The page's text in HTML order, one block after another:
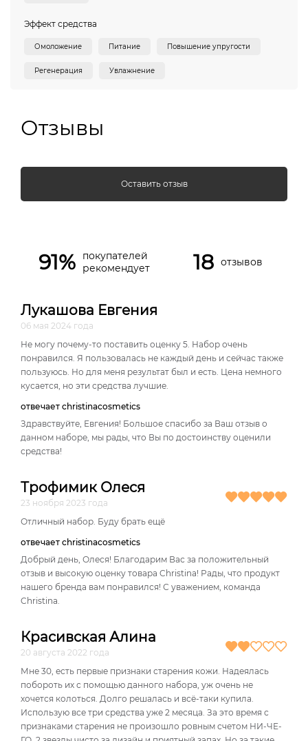
Эффект средства
Омоложение Питание Повышение упругости
Регенерация Увлажнение
Отзывы
Оставить отзыв
91%
покупателей
рекомендует
18 отзывов
Лукашова Евгения
06 мая 2024 года
Не могу почему-то поставить оценку 5. Набор очень
понравился. Я пользовалась не каждый день и сейчас также
пользуюсь. Но для меня результат был и есть. Цена немного
кусается, но эти средства лучшие.
отвечает christinacosmetics
Здравствуйте, Евгения! Большое спасибо за Ваш отзыв о
данном наборе, мы рады, что Вы по достоинству оценили
средства!
Трофимик Олеся
23 ноября 2023 года
Отличный набор. Буду брать ещё
отвечает christinacosmetics
Добрый день, Олеся! Благодарим Вас за положительный
отзыв и высокую оценку товара Christina! Рады, что продукт
нашего бренда вам понравился! С уважением, команда
Christina.
Красивская Алина
20 августа 2022 года
Мне 30, есть первые признаки старения кожи. Надеялась
побороть их с помощью данного набора, уж очень не
хочется колоться. Долго решалась и всё-таки купила.
Использую все три средства уже 2 месяца. За это время с
признаками старения не произошло ровным счетом НИ-ЧЕ-